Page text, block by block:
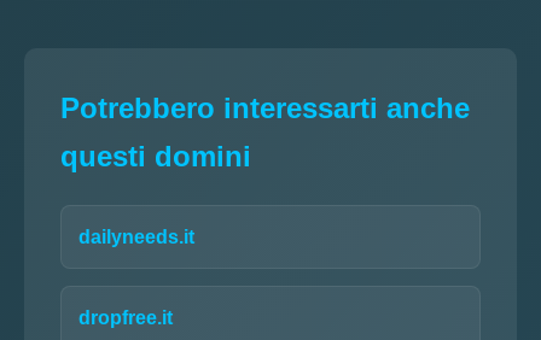
Potrebbero interessarti anche
questi domini
dailyneeds.it
dropfree.it